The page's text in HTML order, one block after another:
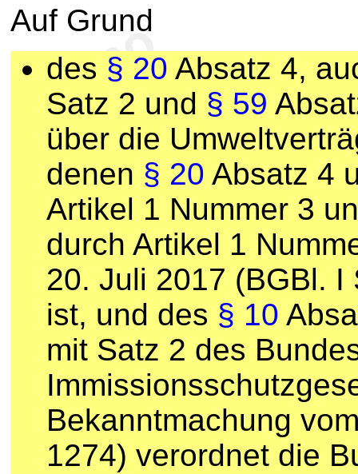
Auf Grund
des § 20 Absatz 4,
Satz 2 und § 59
über die
denen § 20 Absatz 4
Artikel 1 Nummer 3
durch Artikel 1
20. Juli 2017 (BGBl.
ist, und des § 10
mit Satz 2 des
Bekanntmachung
1274) verordnet die